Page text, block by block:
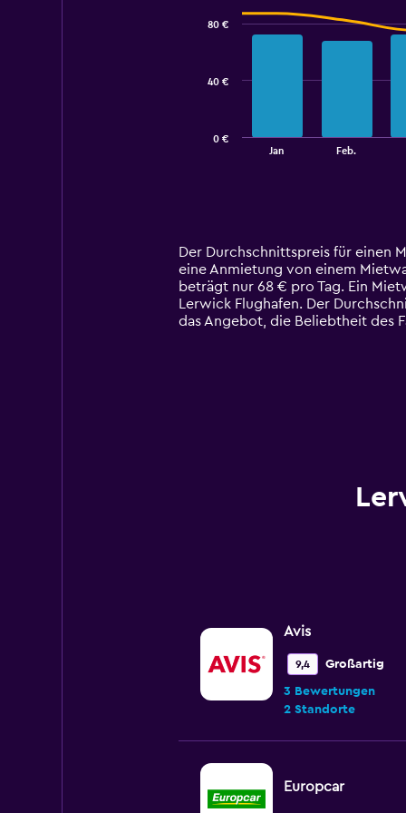
14
categories.
The
chart
has
Jan Feb.
0 €
40 €
80 €
Der Durchschnittspreis für einen
eine Anmietung von einem
beträgt nur 68 € pro Tag. Ein
Lerwick Flughafen. Der
das Angebot, die Beliebtheit des
Avis
9,4 Großartig
3 Bewertungen
2 Standorte
Europcar